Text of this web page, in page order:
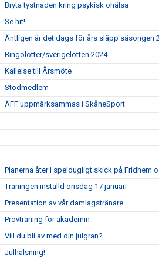
Bryta tystnaden kring psykisk ohälsa
Se hit!
Äntligen är det dags för års släpp säsongen
Bingolotter/sverigelotten 2024
Kallelse till Årsmöte
Stödmedlem
ÄFF uppmärksammas i SkåneSport
Planerna åter i speldugligt skick på Fridhem
Träningen inställd onsdag 17 januari
Presentation av vår damlagstränare
Provträning för akademin
Vill du bli av med din julgran?
Julhälsning!